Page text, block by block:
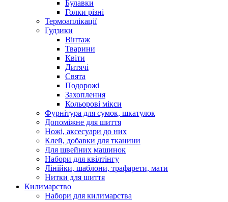
Булавки
Голки різні
Термоаплікації
Гудзики
Вінтаж
Тварини
Квіти
Дитячі
Свята
Подорожі
Захоплення
Кольорові мікси
Фурнітура для сумок, шкатулок
Допоміжне для шиття
Ножі, аксесуари до них
Клей, добавки для тканини
Для швейних машинок
Набори для квілтінгу
Лінійки, шаблони, трафарети, мати
Нитки для шиття
Килимарство
Набори для килимарства